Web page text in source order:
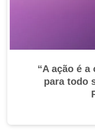
“A ação é a
para todo